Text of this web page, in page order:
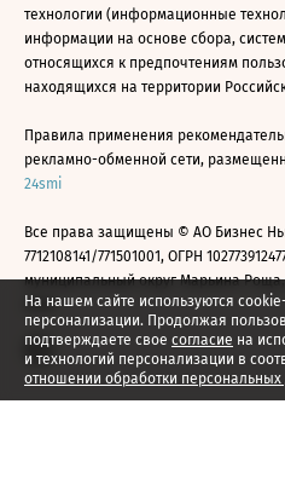
На нашем сайте используются
персонализации. Продолжая
подтверждаете свое согласие на
и технологий персонализации в
отношении обработки
технологии (информационные
информации на основе сбора,
относящихся к предпочтениям
находящихся на территории
Правила применения
рекламно-обменной сети,
24smi
Все права защищены © АО Бизнес
7712108141/771501001, ОГРН
муниципальный округ Марьина Роща,
2026